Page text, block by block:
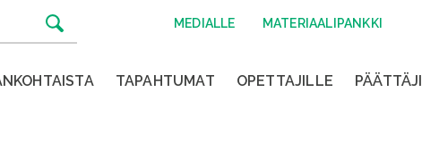
MEDIALLE MATERIAALIPANKKI
TAPAHTUMAT OPETTAJILLE